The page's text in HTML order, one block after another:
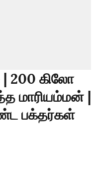
200 கிலோ
மாரியம்மன் |
பக்தர்கள்